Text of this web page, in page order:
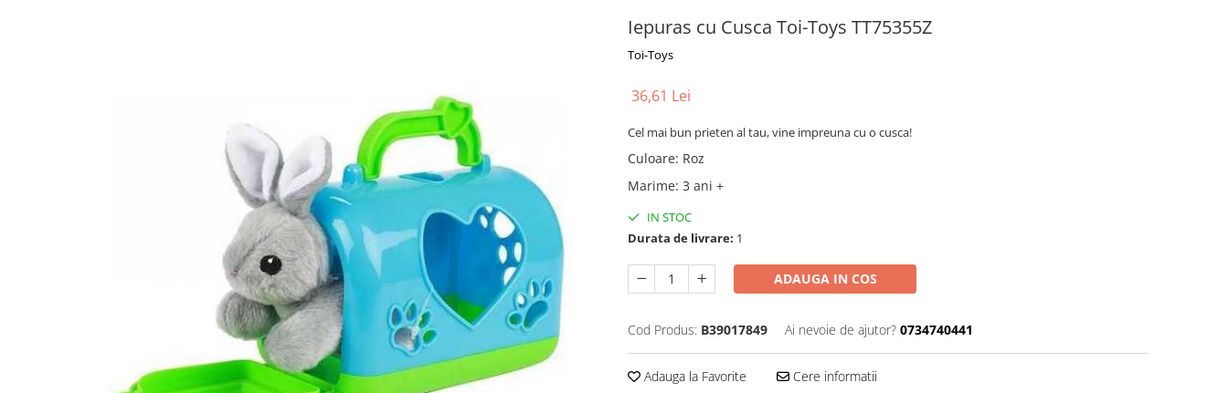
Iepuras cu Cusca Toi-Toys TT75355Z
Toi-Toys
36,61 Lei
Cel mai bun prieten al tau, vine impreuna cu o cusca!
Culoare: Roz
Marime: 3 ani +
IN STOC
Durata de livrare: 1
ADAUGA IN COS
Cod Produs: B39017849 Ai nevoie de ajutor? 0734740441
Adauga la Favorite Cere informatii